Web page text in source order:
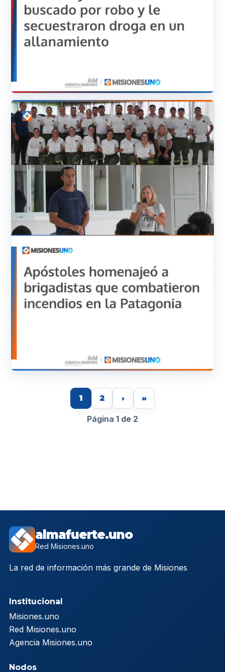
1 2 › »
Página 1 de 2
almafuerte.uno
Red Misiones.uno
La red de información más grande de Misiones
Institucional
Misiones.uno
Red Misiones.uno
Agencia Misiones.uno
Nodos